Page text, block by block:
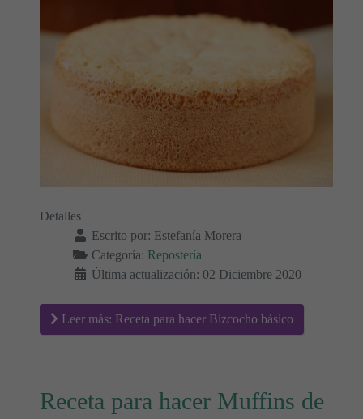
Detalles
Escrito por: Estefanía Morera
Categoría: Repostería
Última actualización: 02 Diciembre 2020
Leer más: Receta para hacer Bizcocho básico
Receta para hacer Muffins de